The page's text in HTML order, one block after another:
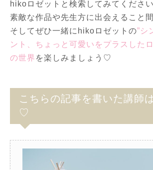
hikoロゼットと検索してみてくださ
素敵な作品や先生方に出会えること
そしてぜひ一緒にhikoロゼットの”シ
ント、ちょっと可愛いをプラスした
の世界 を楽しみましょう♡
こちらの記事を書いた講師
♡